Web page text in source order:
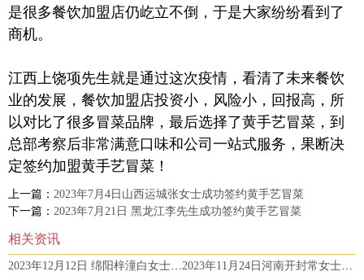
是很多餐饮加盟店仍屹立不倒，于是大家纷纷看到了
商机。
江西上饶项先生就是通过这次疫情，看清了未来餐饮
业的发展，餐饮加盟店投资小，风险小，回报高，所
以对比了很多冒菜品牌，最后选择了黄手艺冒菜，到
总部考察后非常满意口味和公司一站式服务，果断决
定签约加盟黄手艺冒菜！
上一篇： 2023年7月4日山西运城张女士成功签约黄手艺冒菜
下一篇： 2023年7月21日 黑龙江李先生成功签约黄手艺冒菜
相关资讯